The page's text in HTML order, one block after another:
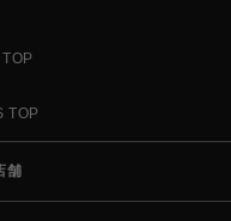
TOP
舗